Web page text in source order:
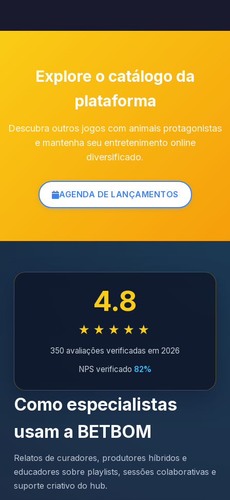
Explore o catálogo da
plataforma
Descubra outros jogos com animais protagonistas
AGENDA DE LANÇAMENTOS
4.8
★★★★★
350 avaliações verificadas em 2026
Como especialistas